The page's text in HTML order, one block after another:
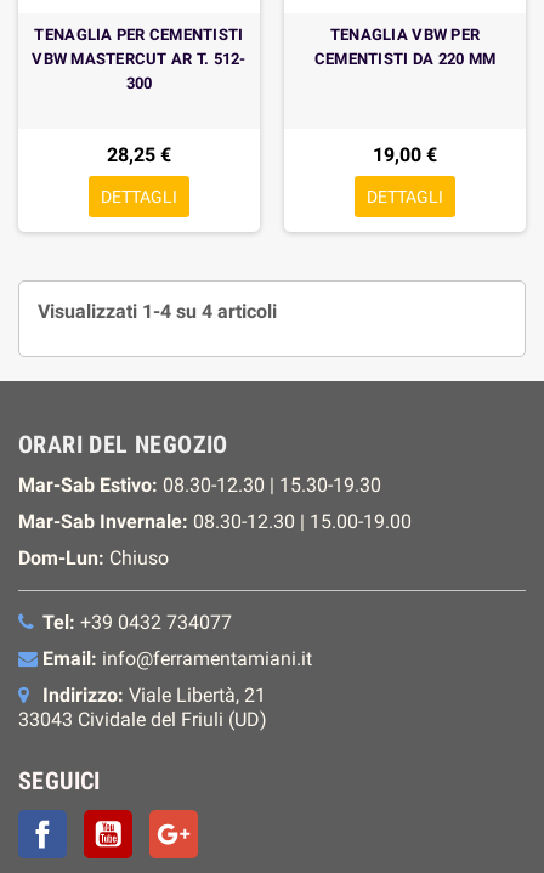
TENAGLIA PER CEMENTISTI
VBW MASTERCUT AR T. 512-
300
28,25 €
DETTAGLI
TENAGLIA VBW PER
CEMENTISTI DA 220 MM
19,00 €
DETTAGLI
Visualizzati 1-4 su 4 articoli
ORARI DEL NEGOZIO
Mar-Sab Estivo: 08.30-12.30 | 15.30-19.30
Mar-Sab Invernale: 08.30-12.30 | 15.00-19.00
Dom-Lun: Chiuso
Tel: +39 0432 734077
Email: info@ferramentamiani.it
Indirizzo: Viale Libertà, 21
33043 Cividale del Friuli (UD)
SEGUICI
FacebookYouTube